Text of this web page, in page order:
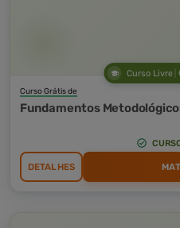
Curso Livre
Curso Grátis de
Fundamentos
DETALHES